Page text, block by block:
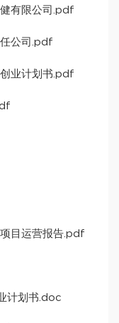
有限公司.pdf
公司.pdf
业计划书.pdf
目运营报告.pdf
计划书.doc